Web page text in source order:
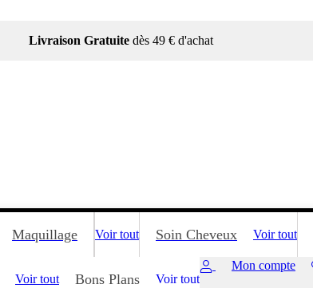
Livraison Gratuitedès 49 € d'achat
Maquillage Voir tout Soin Cheveux Voir tout
Voir tout Bons Plans Voir tout
Mon compte